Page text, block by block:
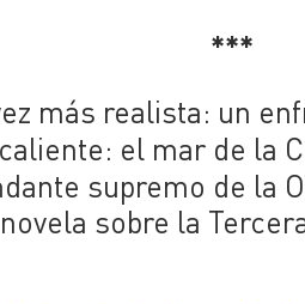
***
más realista: un
el mar de la
supremo de la
sobre la